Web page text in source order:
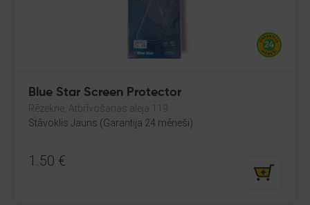
Blue Star Screen Protector
Rēzekne, Atbrīvošanas aleja 119
Stāvoklis Jauns (Garantija 24 mēneši)
1.50 €